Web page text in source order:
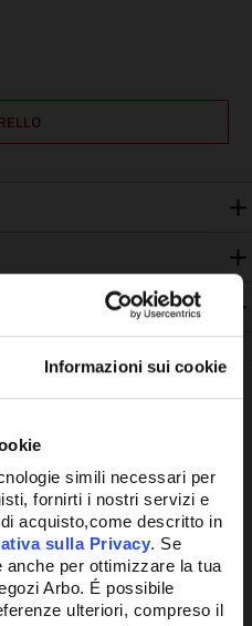
Informazioni sui cookie
simili necessari per
fornirti i nostri servizi e
acquisto,come descritto in
sulla Privacy. Se
per ottimizzare la tua
Arbo. É possibile
ulteriori, compreso il
interessarti